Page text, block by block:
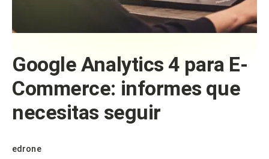
Google Analytics 4 para E-
Commerce: informes que
necesitas seguir
edrone